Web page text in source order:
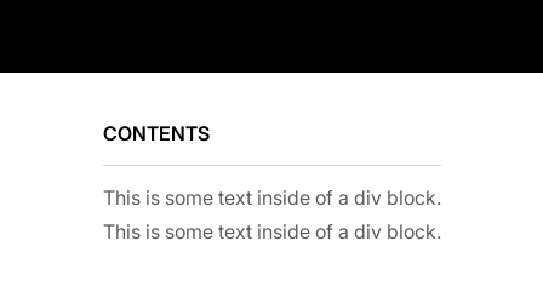
CONTENTS
This is some text inside of a div block.
This is some text inside of a div block.